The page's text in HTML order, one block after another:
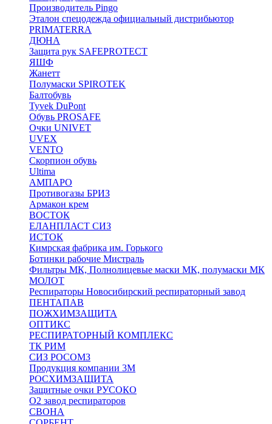
Производитель Pingo
Эталон спецодежда официальный дистрибьютор
PRIMATERRA
ДЮНА
Защита рук SAFEPROTECT
ЯШФ
Жанетт
Полумаски SPIROTEK
Балтобувь
Tyvek DuPont
Обувь PROSAFE
Очки UNIVET
UVEX
VENTO
Скорпион обувь
Ultima
АМПАРО
Противогазы БРИЗ
Армакон крем
ВОСТОК
ЕЛАНПЛАСТ СИЗ
ИСТОК
Кимрская фабрика им. Горького
Ботинки рабочие Мистраль
Фильтры МК, Полнолицевые маски МК, полумаски МК
МОЛОТ
Респираторы Новосибирский респираторный завод
ПЕНТАПАВ
ПОЖХИМЗАЩИТА
ОПТИКС
РЕСПИРАТОРНЫЙ КОМПЛЕКС
ТК РИМ
СИЗ РОСОМЗ
Продукция компании 3M
РОСХИМЗАЩИТА
Защитные очки РУСОКО
О2 завод респираторов
СВОНА